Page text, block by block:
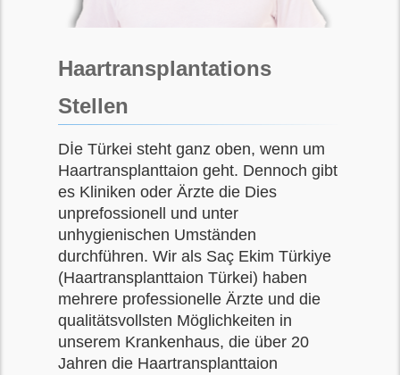
Haartransplantations
Stellen
Dİe Türkei steht ganz oben, wenn um
Haartransplanttaion geht. Dennoch gibt
es Kliniken oder Ärzte die Dies
unprefossionell und unter
unhygienischen Umständen
durchführen. Wir als Saç Ekim Türkiye
(Haartransplanttaion Türkei) haben
mehrere professionelle Ärzte und die
qualitätsvollsten Möglichkeiten in
unserem Krankenhaus, die über 20
Jahren die Haartransplanttaion